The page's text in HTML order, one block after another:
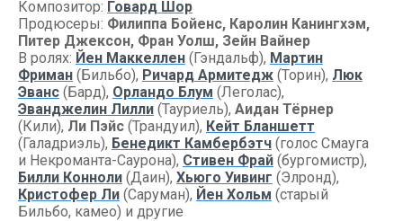
Композитор: Говард Шор
Продюсеры: Филиппа Бойенс, Каролин Канингхэм,
Питер Джексон, Фран Уолш, Зейн Вайнер
В ролях: Йен Маккеллен (Гэндальф), Мартин
Фриман (Бильбо), Ричард Армитедж (Торин), Люк
Эванс (Бард), Орландо Блум (Леголас),
Эванджелин Лилли (Тауриель), Аидан Тёрнер
(Кили), Ли Пэйс (Трандуил), Кейт Бланшетт
(Галадриэль), Бенедикт Камбербэтч (голос Смауга
и Некроманта-Саурона), Стивен Фрай (бургомистр),
Билли Конноли (Даин), Хьюго Уивинг (Элронд),
Кристофер Ли (Саруман), Йен Хольм (старый
Бильбо, камео) и другие